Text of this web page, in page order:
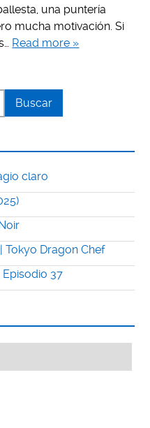
una puntería
mucha motivación. Si
Read more »
claro
Tokyo Dragon Chef
37